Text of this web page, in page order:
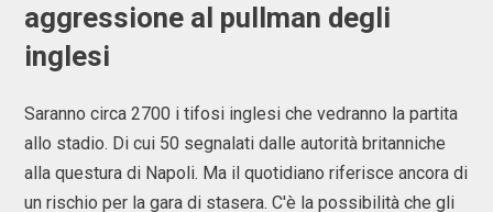
aggressione al pullman degli
inglesi
Saranno circa 2700 i tifosi inglesi che vedranno la partita
allo stadio. Di cui 50 segnalati dalle autorità britanniche
alla questura di Napoli. Ma il quotidiano riferisce ancora di
un rischio per la gara di stasera. C'è la possibilità che gli